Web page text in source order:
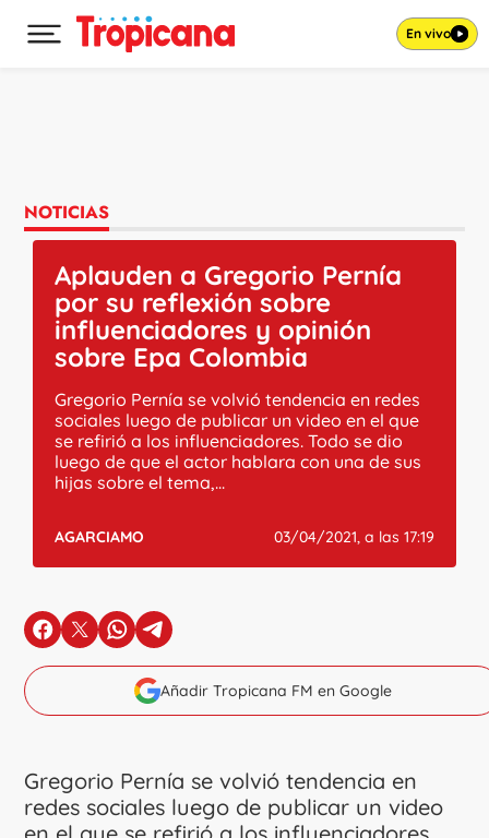
Desplegar menú principal En vivo
NOTICIAS
Aplauden a Gregorio Pernía
por su reflexión sobre
influenciadores y opinión
sobre Epa Colombia
Gregorio Pernía se volvió tendencia en redes
sociales luego de publicar un video en el que
se refirió a los influenciadores. Todo se dio
luego de que el actor hablara con una de sus
hijas sobre el tema,...
AGARCIAMO 03/04/2021, a las 17:19
en Facebook
en Xen Whatsapp
en Telegram
Añadir Tropicana FM en Google
Gregorio Pernía se volvió tendencia en
redes sociales luego de publicar un video